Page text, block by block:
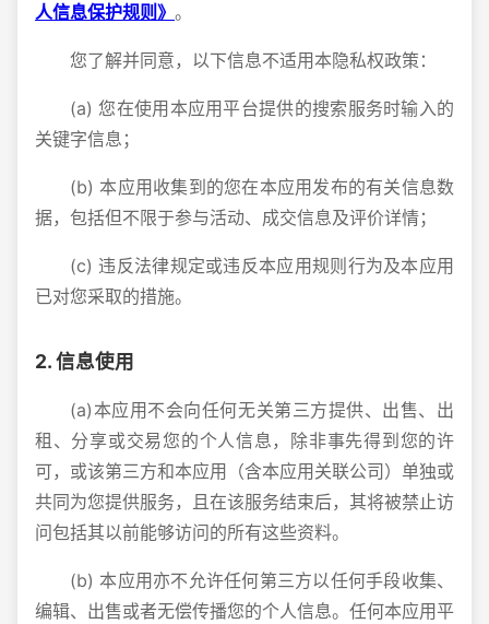
人信息保护规则》 。
您了解并同意，以下信息不适用本隐私权政策：
(a) 您在使用本应用平台提供的搜索服务时输入的
关键字信息；
(b) 本应用收集到的您在本应用发布的有关信息数
据，包括但不限于参与活动、成交信息及评价详情；
(c) 违反法律规定或违反本应用规则行为及本应用
已对您采取的措施。
2. 信息使用
(a)本应用不会向任何无关第三方提供、出售、出
租、分享或交易您的个人信息，除非事先得到您的许
可，或该第三方和本应用（含本应用关联公司）单独或
共同为您提供服务，且在该服务结束后，其将被禁止访
问包括其以前能够访问的所有这些资料。
(b) 本应用亦不允许任何第三方以任何手段收集、
编辑、出售或者无偿传播您的个人信息。任何本应用平